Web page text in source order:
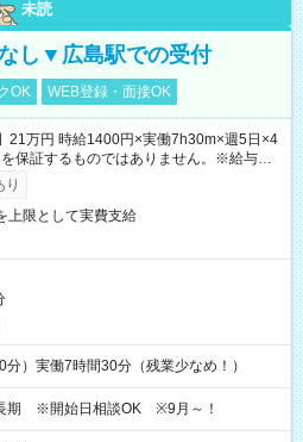
未読
し▼広島駅での受付
OK WEB登録・面接OK
万円 時給1400円×実働7h30m×週5日×4
保証するものではありません。※給与即
（利用条件有）
り
上限として実費支給
）実働7時間30分（残業少なめ！）
期 ※開始日相談OK ※9月～！